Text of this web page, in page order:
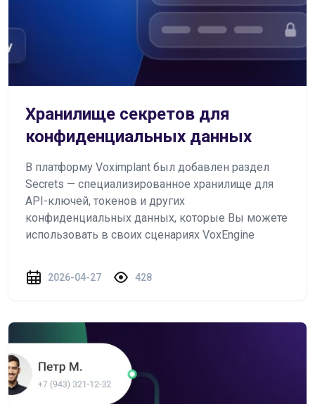
Хранилище секретов для
конфиденциальных данных
В платформу Voximplant был добавлен раздел
Secrets — специализированное хранилище для
API-ключей, токенов и других
конфиденциальных данных, которые Вы можете
использовать в своих сценариях VoxEngine
2026-04-27 428